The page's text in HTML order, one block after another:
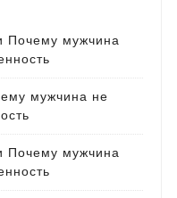
Почему мужчина
мужчина не
Почему мужчина